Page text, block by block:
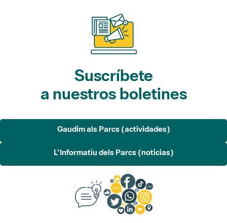
Suscríbete
a nuestros boletines
Gaudim als Parcs (actividades)
L'Informatiu dels Parcs (noticias)